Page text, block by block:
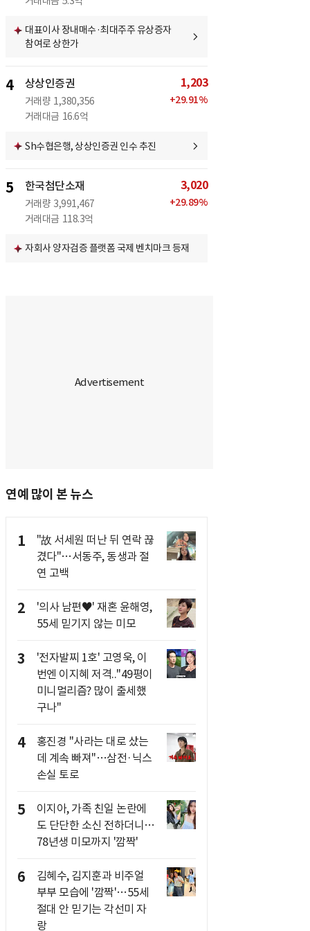
대표이사 장내매수·최대주주 유상증자
참여로 상한가
4 상상인증권
거래량 1,380,356
거래대금 16.6억
1,203
+29.91%
Sh수협은행, 상상인증권 인수 추진
5 한국첨단소재
거래량 3,991,467
거래대금 118.3억
3,020
+29.89%
자회사 양자검증 플랫폼 국제 벤치마크 등재
연예 많이 본 뉴스
1
"故 서세원 떠난 뒤 연락 끊
겼다"…서동주, 동생과 절
연 고백
2
'의사 남편♥' 재혼 윤해영,
55세 믿기지 않는 미모
3
'전자발찌 1호' 고영욱, 이
번엔 이지혜 저격.."49평이
미니멀리즘? 많이 출세했
구나"
4
홍진경 "사라는 대로 샀는
데 계속 빠져"…삼전·닉스
손실 토로
5
이지아, 가족 친일 논란에
도 단단한 소신 전하더니…
78년생 미모까지 '깜짝'
6
김혜수, 김지훈과 비주얼
부부 모습에 '깜짝'…55세
절대 안 믿기는 각선미 자
랑